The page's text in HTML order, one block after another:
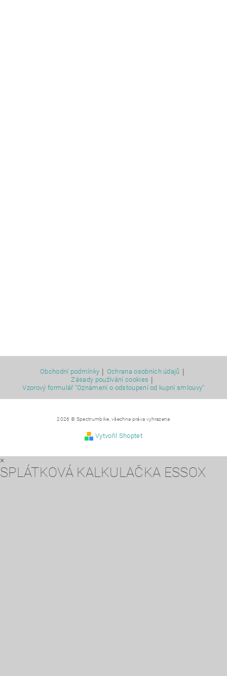
Obchodní podmínky Ochrana osobních údajů
Zásady používání cookies
Vzorový formulář "Oznámení o odstoupení od kupní smlouvy"
2026 © Spectrumbike, všechna práva vyhrazena
Vytvořil Shoptet
×
SPLÁTKOVÁ KALKULAČKA ESSOX